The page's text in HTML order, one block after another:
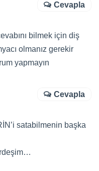
bilmek için diş
olmanız gerekir
yapmayın
Cevapla
satabilmenin başka
Cevapla